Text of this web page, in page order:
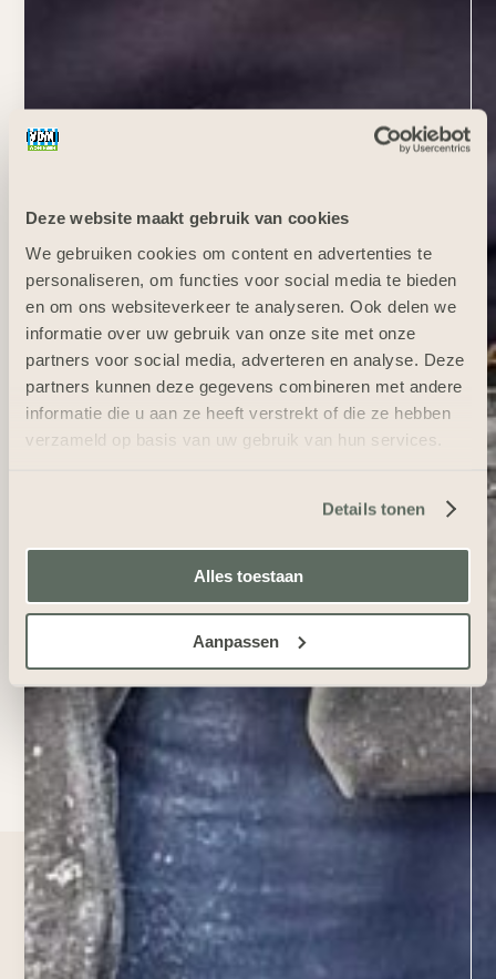
Deze website maakt gebruik van cookies
We gebruiken cookies om content en advertenties te
personaliseren, om functies voor social media te bieden
en om ons websiteverkeer te analyseren. Ook delen we
informatie over uw gebruik van onze site met onze
partners voor social media, adverteren en analyse. Deze
partners kunnen deze gegevens combineren met andere
informatie die u aan ze heeft verstrekt of die ze hebben
verzameld op basis van uw gebruik van hun services.
Details tonen
Alles toestaan
Aanpassen